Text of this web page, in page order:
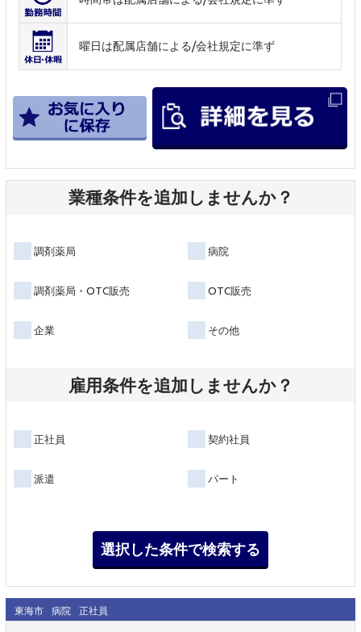
曜日は配属店舗による/会社規定に準ず
業種条件を追加しませんか？
調剤薬局 病院
調剤薬局・OTC販売 OTC販売
企業 その他
雇用条件を追加しませんか？
正社員 契約社員
派遣 パート
東海市 病院 正社員